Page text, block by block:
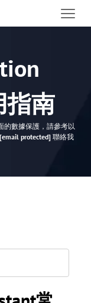
指南
的數據保護，請參考以
[email protected] 聯絡我